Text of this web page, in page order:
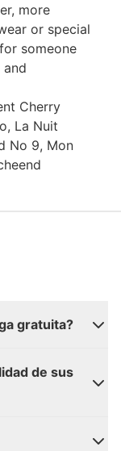
more
or special
someone
Cherry
La Nuit
No 9, Mon
gratuita?
de sus